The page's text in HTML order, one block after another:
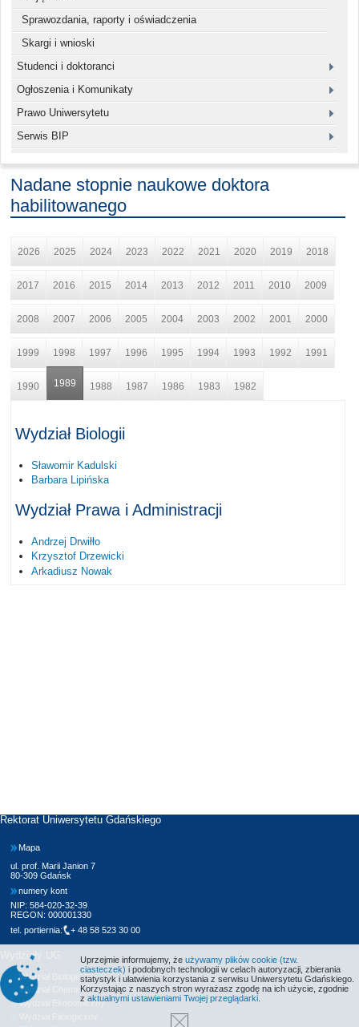
Sprawozdania, raporty i oświadczenia
Skargi i wnioski
Studenci i doktoranci
Ogłoszenia i Komunikaty
Prawo Uniwersytetu
Serwis BIP
Nadane stopnie naukowe doktora
habilitowanego
2026 2025 2024 2023 2022 2021 2020 2019 2018
2017 2016 2015 2014 2013 2012 2011 2010 2009
2008 2007 2006 2005 2004 2003 2002 2001 2000
1999 1998 1997 1996 1995 1994 1993 1992 1991
1990 1989 1988 1987 1986 1983 1982
Wydział Biologii
Sławomir Kadulski
Barbara Lipińska
Wydział Prawa i Administracji
Andrzej Drwiłło
Krzysztof Drzewicki
Arkadiusz Nowak
Rektorat Uniwersytetu Gdańskiego
Mapa
ul. prof. Marii Janion 7
80-309 Gdańsk
numery kont
NIP: 584-020-32-39
REGON: 000001330
tel. portiernia:
+ 48 58 523 30 00
Wydziały UG
Wydział Biologii
Wydział Chemii
Wydział Ekonomiczny
Uprzejmie informujemy, że używamy plików cookie (tzw.
ciasteczek) i podobnych technologii w celach autoryzacji, zbierania
statystyk i ułatwienia korzystania z serwisu Uniwersytetu Gdańskiego.
Korzystając z naszych stron wyrażasz zgodę na ich użycie, zgodnie
z aktualnymi ustawieniami Twojej przeglądarki